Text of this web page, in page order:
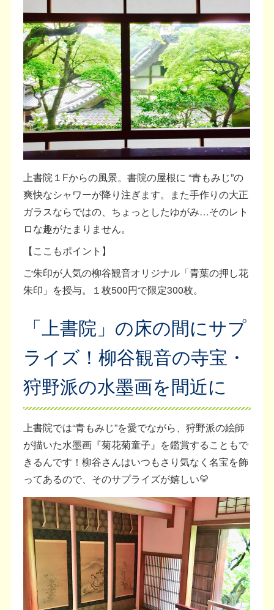
上書院１Fからの風景。書院の屋根に “青もみじ”の
爽快なシャワーが降り注ぎます。また手作りの大正
ガラスならではの、ちょっとしたゆがみ…そのレト
ロな趣がたまりません。
【ここもポイント】
ご朱印が人気の柳谷観音オリジナル「青葉の押し花
朱印」を授与。１枚500円で限定300枚。
「上書院」の床の間にサプ
ライズ！柳谷観音の寺宝・
狩野派の水墨画を間近に
上書院では“青もみじ”を愛でながら、狩野派の絵師
が描いた水墨画『菊花菊童子』を鑑賞することもで
きるんです！柳谷さんはいつもさり気なく名宝を飾
ってあるので、そのサプライズが嬉しい💛